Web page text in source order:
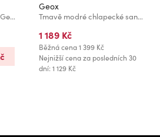
Černé chlapecké sandály Geox Borealis
Geox
Tmavě modré chlapecké sandály Geox S. Fusbetto Pro
1 189 Kč
Běžná cena1 399 Kč
Nejnižší cena za posledních 30
dní: 1 129 Kč